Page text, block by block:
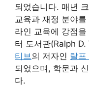
되었습니다. 매년
교육과 재정 분야
라인 교육에 강점
터 도서관(Ralph
티브 의 저자인 랄프
되었으며, 학문과
다.